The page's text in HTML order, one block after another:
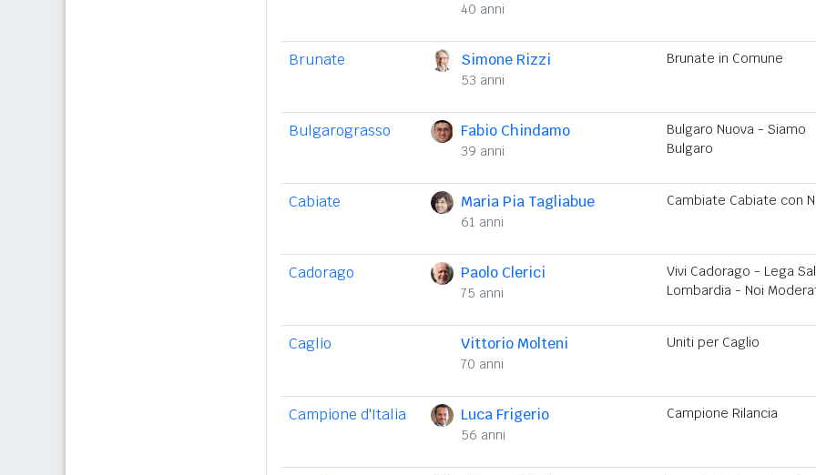
40 anni
Brunate Simone Rizzi
53 anni
Brunate in Comune
Bulgarograsso Fabio Chindamo
39 anni
Bulgaro Nuova - Siamo
Bulgaro
Cabiate Maria Pia Tagliabue
61 anni
Cambiate Cabiate con
Cadorago Paolo Clerici
75 anni
Vivi Cadorago - Lega
Lombardia - Noi
Caglio Vittorio Molteni
70 anni
Uniti per Caglio
Campione d'Italia Luca Frigerio
56 anni
Campione Rilancia